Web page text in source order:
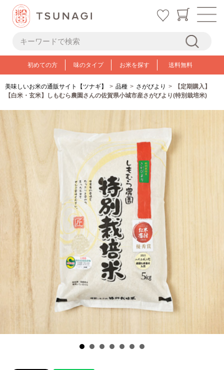
初めての方 味のタイプ お米を探す 送料無料
美味しいお米の通販サイト【ツナギ】 品種 さがびより
【定期購入】
【白米・玄米】しもむら農園さんの佐賀県小城市産さがびより(特別栽培米)